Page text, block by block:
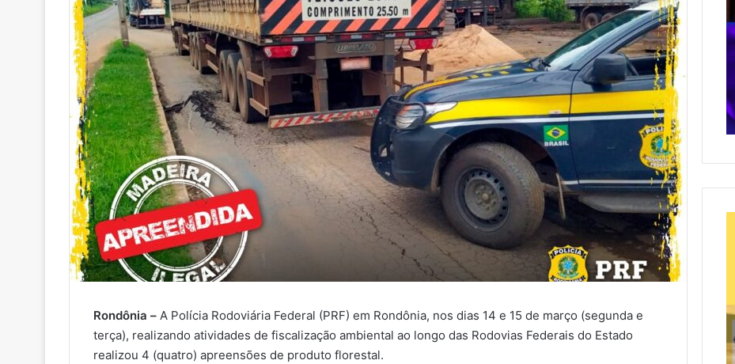
Rondônia – A Polícia Rodoviária Federal (PRF) em Rondônia, nos dias 14 e 15 de março (segunda e
terça), realizando atividades de fiscalização ambiental ao longo das Rodovias Federais do Estado
realizou 4 (quatro) apreensões de produto florestal.